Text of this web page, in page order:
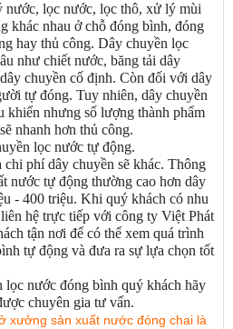
nước, lọc nước, lọc thô, xử lý mùi
khác nhau ở chỗ đóng bình, đóng
hay thủ công. Dây chuyền lọc
như chiết nước, băng tải dây
chuyền cố định. Còn đối với dây
tự đóng. Tuy nhiên, dây chuyền
khiển nhưng số lượng thành phẩm
nhanh hơn thủ công.
lọc nước tự động.
phí dây chuyền sẽ khác. Thông
nước tự động thường cao hơn dây
- 400 triệu. Khi quý khách có nhu
hệ trực tiếp với công ty Việt Phát
tận nơi để có thể xem quá trình
tự động và đưa ra sự lựa chọn tốt
lọc nước đóng bình quý khách hãy
chuyên gia tư vấn.
xưởng sản xuất nước đóng chai là